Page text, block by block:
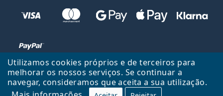
Utilizamos cookies próprios e de terceiros para
melhorar os nossos serviços. Se continuar a
navegar, consideramos que aceita a sua utilização.
Voltar ao início Cima